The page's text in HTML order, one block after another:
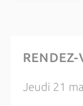
RENDEZ-
Jeudi 21